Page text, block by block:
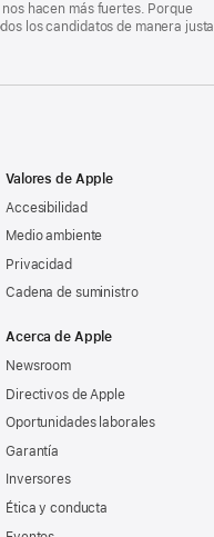
hacen más fuertes. Porque
los candidatos de manera justa
Valores de Apple
Accesibilidad
Medio ambiente
Privacidad
Cadena de suministro
Acerca de Apple
Newsroom
Directivos de Apple
Oportunidades laborales
Garantía
Inversores
Ética y conducta